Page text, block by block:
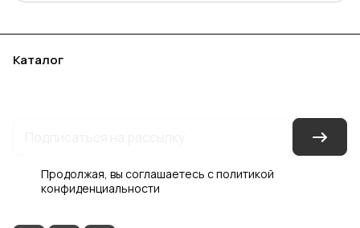
Каталог
Продолжая, вы соглашаетесь сполитикой
конфиденциальности